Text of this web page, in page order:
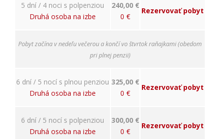
5 dní / 4 noci s polpenziou
Druhá osoba na izbe
240,00 €
0 €
Rezervovať pobyt
Pobyt začína v nedeľu večerou a končí vo štvrtok raňajkami (obedom
pri plnej penzii)
6 dní / 5 nocí s plnou penziou
Druhá osoba na izbe
325,00 €
0 €
Rezervovať pobyt
6 dní / 5 nocí s polpenziou
Druhá osoba na izbe
300,00 €
0 €
Rezervovať pobyt
Štatistiky
Pomáhajú
ako
aby sme ju
mohli
cookies
zhromažďujú